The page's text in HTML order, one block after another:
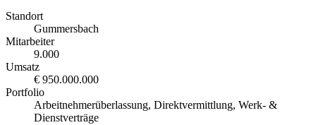
Standort
Gummersbach
Mitarbeiter
9.000
Umsatz
€ 950.000.000
Portfolio
Arbeitnehmerüberlassung, Direktvermittlung, Werk- &
Dienstverträge